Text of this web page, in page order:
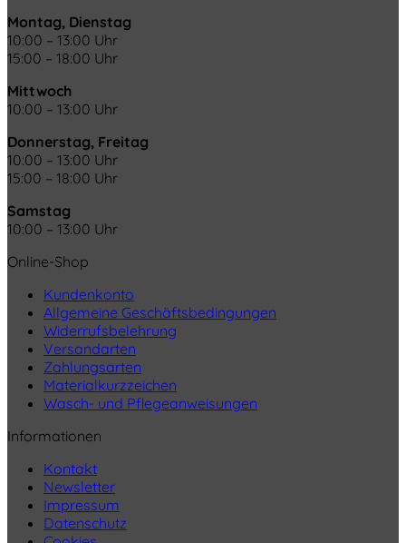
Montag, Dienstag
10:00 – 13:00 Uhr
15:00 – 18:00 Uhr
Mittwoch
10:00 – 13:00 Uhr
Donnerstag, Freitag
10:00 – 13:00 Uhr
15:00 – 18:00 Uhr
Samstag
10:00 – 13:00 Uhr
Online-Shop
Kundenkonto
Allgemeine Geschäftsbedingungen
Widerrufsbelehrung
Versandarten
Zahlungsarten
Materialkurzzeichen
Wasch- und Pflegeanweisungen
Informationen
Kontakt
Newsletter
Impressum
Datenschutz